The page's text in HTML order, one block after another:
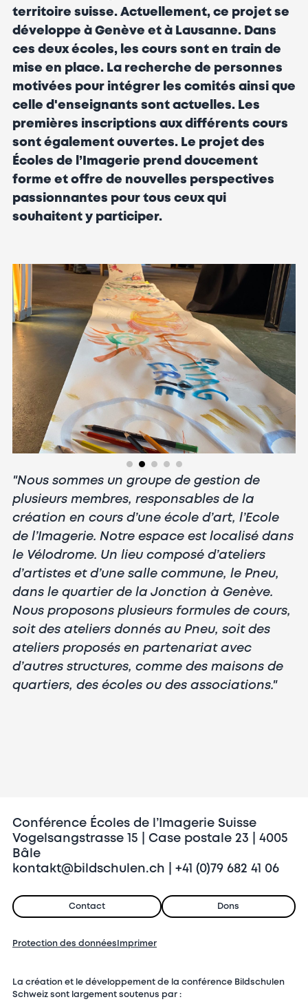
territoire suisse. Actuellement, ce projet se
développe à Genève et à Lausanne. Dans
ces deux écoles, les cours sont en train de
mise en place. La recherche de personnes
motivées pour intégrer les comités ainsi que
celle d'enseignants sont actuelles. Les
premières inscriptions aux différents cours
sont également ouvertes. Le projet des
Écoles de l’Imagerie prend doucement
forme et offre de nouvelles perspectives
passionnantes pour tous ceux qui
souhaitent y participer.
"Nous sommes un groupe de gestion de
plusieurs membres, responsables de la
création en cours d’une école d’art, l’Ecole
de l’Imagerie. Notre espace est localisé dans
le Vélodrome. Un lieu composé d’ateliers
d’artistes et d’une salle commune, le Pneu,
dans le quartier de la Jonction à Genève.
Nous proposons plusieurs formules de cours,
soit des ateliers donnés au Pneu, soit des
ateliers proposés en partenariat avec
d’autres structures, comme des maisons de
quartiers, des écoles ou des associations."
Conférence Écoles de l’Imagerie Suisse
Vogelsangstrasse 15 | Case postale 23 | 4005
Bâle
kontakt@bildschulen.ch | +41 (0)79 682 41 06
Contact Dons
Protection des données Imprimer
La création et le développement de la conférence Bildschulen
Schweiz sont largement soutenus par :